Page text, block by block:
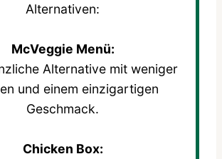
Alternativen:
McVeggie Menü:
Alternative mit weniger
und einem einzigartigen
Geschmack.
Chicken Box: